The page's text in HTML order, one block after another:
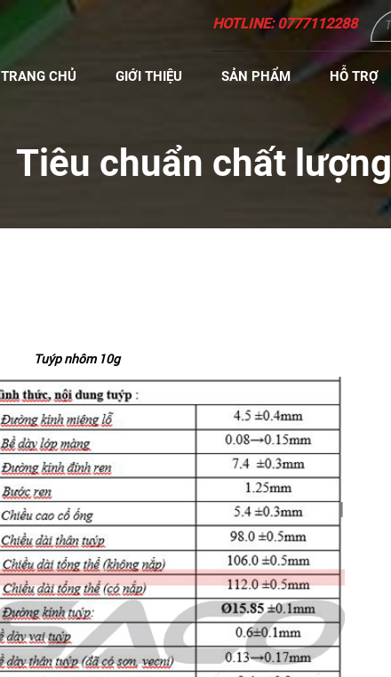
HOTLINE: 0777112288
TRANG CHỦ GIỚI THIỆU SẢN PHẨM HỖ TRỢ
Tiêu chuẩn chất lượng
Tuýp nhôm 10g